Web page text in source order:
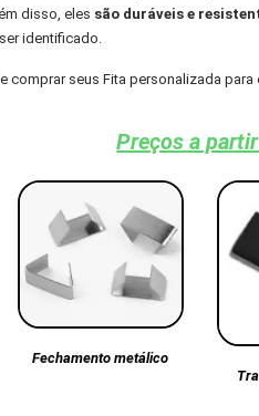
disso, eles são duráveis e
identificado.
comprar seus Fita personalizada
Preços a
Fechamento metálico